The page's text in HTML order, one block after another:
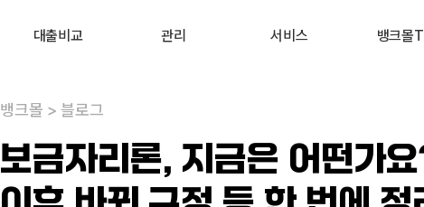
대출비교 관리 서비스 뱅크몰
대출상담사 찾기
사업자대출
내 대출 관리
내 부동산 관리
투자 상품비교 뉴스
뱅크몰 > 블로그
보금자리론, 지금은 어떤가